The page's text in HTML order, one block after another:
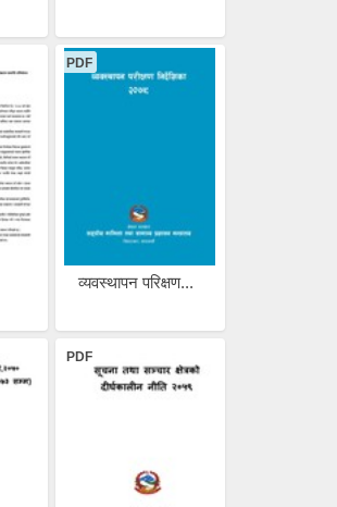
PDF
व्यवस्थापन परिक्षण...
PDF